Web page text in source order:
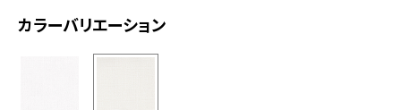
プライバシーポリシー
カラーバリエーション